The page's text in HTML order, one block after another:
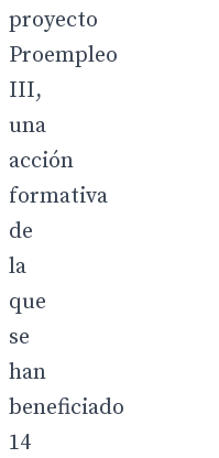
proyecto
Proempleo
III,
una
acción
formativa
de
la
que
se
han
beneficiado
14